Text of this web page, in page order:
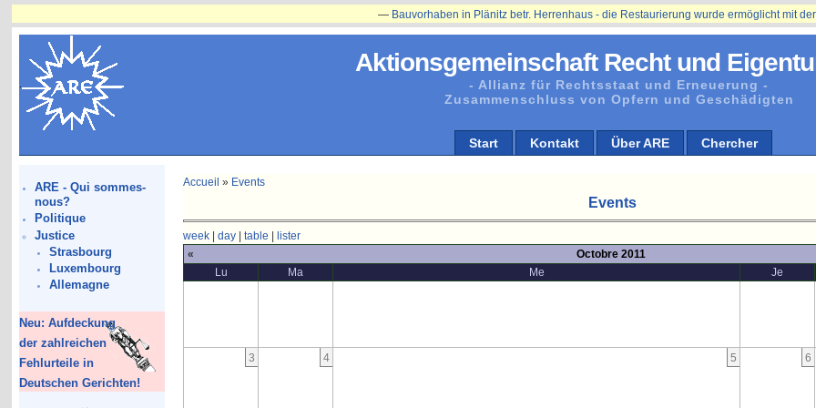
Aktionsgemeinschaft Recht und
- Allianz für Rechtsstaat und Erneuerung -
Zusammenschluss von Opfern und Geschädigten
Start Kontakt Über ARE Chercher
ARE - Qui sommes-
nous?
Politique
Justice
Strasbourg
Luxembourg
Allemagne
Neu: Aufdeckung
der zahlreichen
Fehlurteile in
Deutschen Gerichten!
Bauvorhaben in Plänitz betr. Herrenhaus - die Restaurierung wurde ermöglicht mit der
Accueil » Events
Events
week |day |table
lister
«
Octobre 2011
Lu
Ma Me Je
3 4 5 6